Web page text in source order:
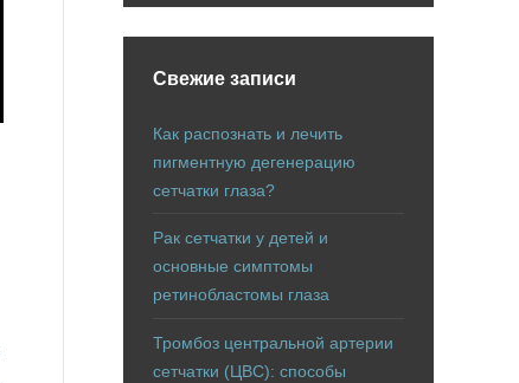
Свежие записи
Как распознать и лечить
пигментную дегенерацию
сетчатки глаза?
Рак сетчатки у детей и
основные симптомы
ретинобластомы глаза
Тромбоз центральной артерии
сетчатки (ЦВС): способы